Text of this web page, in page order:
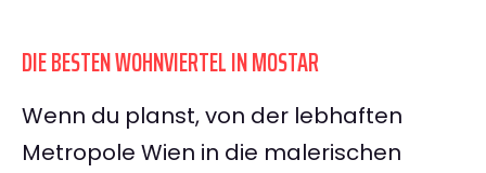
DIE BESTEN WOHNVIERTEL IN MOSTAR
Wenn du planst, von der lebhaften
Metropole Wien in die malerischen